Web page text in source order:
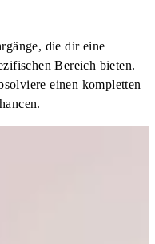
die dir eine
Bereich bieten.
einen kompletten